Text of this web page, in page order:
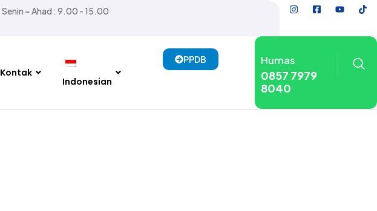
Senin ~ Ahad : 9.00 - 15.00
Kontak
Indonesian
PPDB Humas
0857 7979
8040